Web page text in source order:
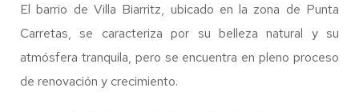
El barrio de Villa Biarritz, ubicado en la zona de Punta
Carretas, se caracteriza por su belleza natural y su
atmósfera tranquila, pero se encuentra en pleno proceso
de renovación y crecimiento.